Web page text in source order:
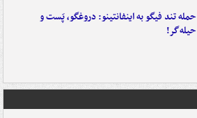
حمله تند فیگو به اینفانتینو: دروغگو، پَست‌ و
حیله‌گر!